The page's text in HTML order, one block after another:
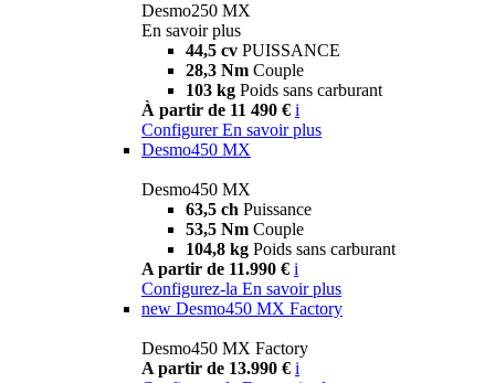
Desmo250 MX
En savoir plus
44,5 cv PUISSANCE
28,3 Nm Couple
103 kg Poids sans carburant
À partir de 11 490 € i
Configurer En savoir plus
Desmo450 MX
Desmo450 MX
63,5 ch Puissance
53,5 Nm Couple
104,8 kg Poids sans carburant
A partir de 11.990 € i
Configurez-la En savoir plus
new Desmo450 MX Factory
Desmo450 MX Factory
A partir de 13.990 € i